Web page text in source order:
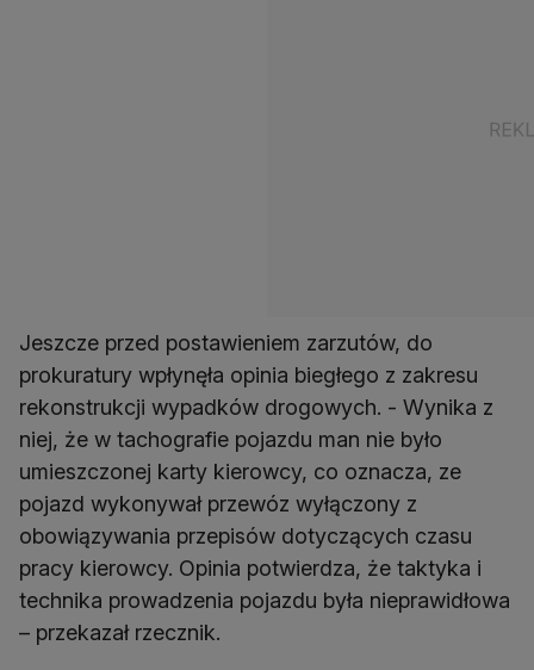
Jeszcze przed postawieniem zarzutów, do
prokuratury wpłynęła opinia biegłego z zakresu
rekonstrukcji wypadków drogowych. - Wynika z
niej, że w tachografie pojazdu man nie było
umieszczonej karty kierowcy, co oznacza, ze
pojazd wykonywał przewóz wyłączony z
obowiązywania przepisów dotyczących czasu
pracy kierowcy. Opinia potwierdza, że taktyka i
technika prowadzenia pojazdu była nieprawidłowa
– przekazał rzecznik.